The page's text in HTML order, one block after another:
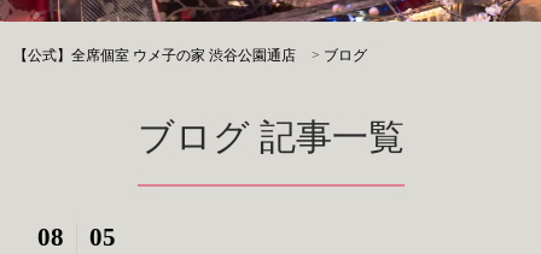
【公式】全席個室 ウメ子の家 渋谷公園通店 > ブログ
ブログ 記事一覧
08 05